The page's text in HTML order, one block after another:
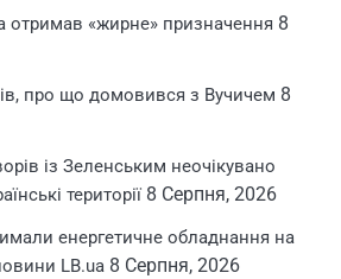
отримав «жирне» призначення 8
про що домовився з Вучичем 8
із Зеленським неочікувано
території 8 Серпня, 2026
енергетичне обладнання на
LB.ua 8 Серпня, 2026